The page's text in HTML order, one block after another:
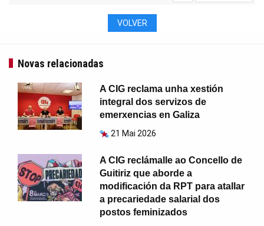
VOLVER
Novas relacionadas
A CIG reclama unha xestión
integral dos servizos de
emerxencias en Galiza
21 Mai 2026
A CIG reclámalle ao Concello de
Guitiriz que aborde a
modificación da RPT para atallar
a precariedade salarial dos
postos feminizados